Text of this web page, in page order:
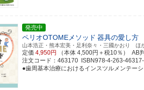
発売中
ペリオOTOMEメソッド 器具の愛し方
山本浩正・熊本宏美・足利奈々・三國かおり ほ
定価 4,950円 （本体 4,500円＋税10％） AB
注文コード：463170 ISBN978-4-263-
●歯周基本治療におけるインスツルメンテー